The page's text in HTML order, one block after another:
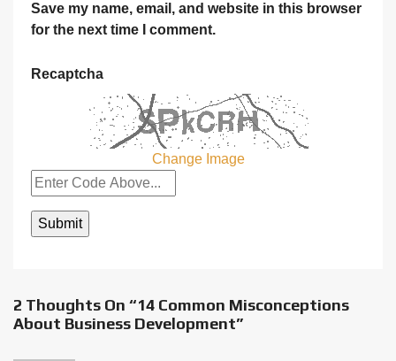
Save my name, email, and website in this browser
for the next time I comment.
Recaptcha
Change Image
2 Thoughts On “14 Common Misconceptions
About Business Development”